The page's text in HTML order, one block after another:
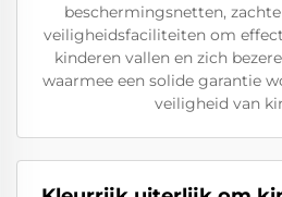
beschermingsnetten,
veiligheidsfaciliteiten om
kinderen vallen en zich
waarmee een solide garantie
veiligheid van